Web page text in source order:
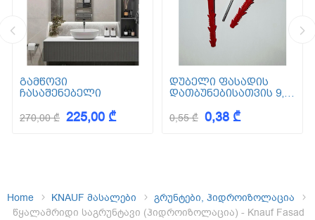
გამწოვი
ჩასაშენებელი
270,00 ₾ 225,00 ₾
დუბელი ფასადის
დათბუნებისათვის 9,5
0,55 ₾ 0,38 ₾
Home KNAUF მასალები
გრუნტები, ჰიდროიზოლაცია
წყალამრიდი საგრუნტავი (ჰიდროიზოლაცია) - Knauf Fasad